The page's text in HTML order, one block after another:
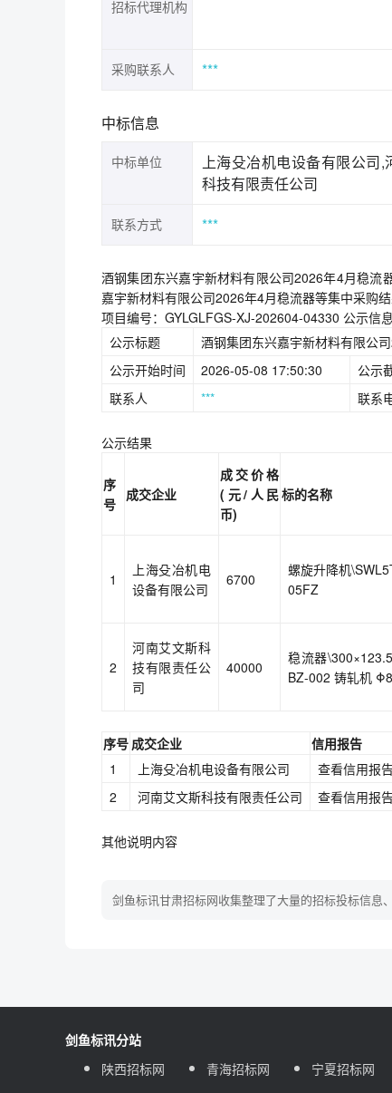
招标代理机构
采购联系人 ***
中标信息
中标单位
上海殳冶机电设备有限公司,
科技有限责任公司
联系方式 ***
酒钢集团东兴嘉宇新材料有限公司2026年4月稳流
嘉宇新材料有限公司2026年4月稳流器等集中采购
项目编号：GYLGLFGS-XJ-202604-04330 公示信息
公示标题
酒钢集团东兴嘉宇新材料有限公
公示开始时间
2026-05-08 17:50:30 公示
联系人
*** 联系
公示结果
序
号
成交企业
成交价格
(元/人民
币)
标的名称
1
上海殳冶机电
设备有限公司
6700
螺旋升降机
05FZ
2
河南艾文斯科
技有限责任公
司
40000
稳流器
BZ-002 铸轧机
序号 成交企业
信用报告
1
上海殳冶机电设备有限公司
查看信用报
2
河南艾文斯科技有限责任公司 查看信用报
其他说明内容
剑鱼标讯甘肃招标网收集整理了大量的招标投标信息
剑鱼标讯分站
陕西招标网
青海招标网 宁夏招标网